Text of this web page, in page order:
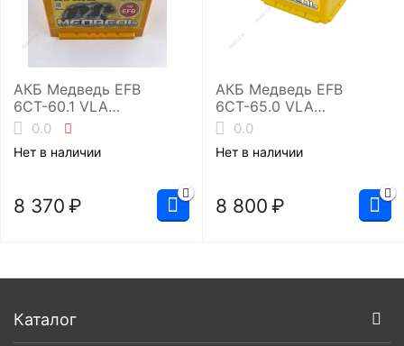
АКБ Медведь EFB
6СТ-60.1 VLA
(L2/560EN)
0.0
Нет в наличии
8 370 ₽
АКБ Медведь EFB
6СТ-65.0 VLA
(L2/600EN)
0.0
Нет в наличии
8 800 ₽
Каталог